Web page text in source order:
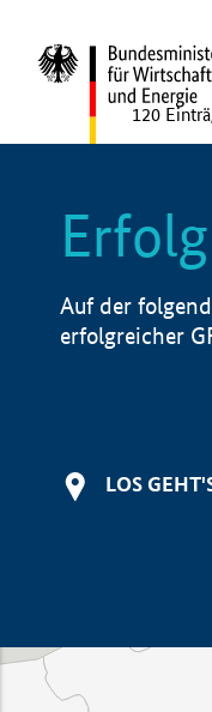
120
Auf der
erfolgreicher
LOS